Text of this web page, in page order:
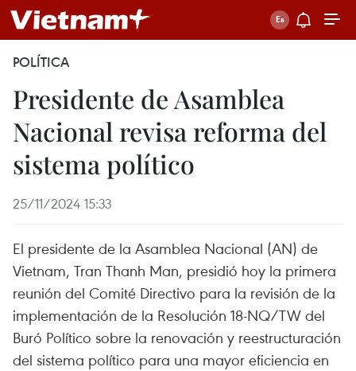
POLÍTICA
Presidente de Asamblea
Nacional revisa reforma del
sistema político
25/11/2024 15:33
El presidente de la Asamblea Nacional (AN) de
Vietnam, Tran Thanh Man, presidió hoy la primera
reunión del Comité Directivo para la revisión de la
implementación de la Resolución 18-NQ/TW del
Buró Político sobre la renovación y reestructuración
del sistema político para una mayor eficiencia en